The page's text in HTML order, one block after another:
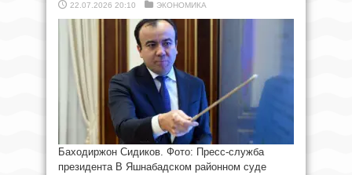
22.07.2026 20:10 ЭКОНОМИКА
Баходиржон Сидиков. Фото: Пресс-служба
президента В Яшнабадском районном суде